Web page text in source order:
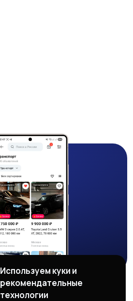
Используем куки и
рекомендательные
технологии